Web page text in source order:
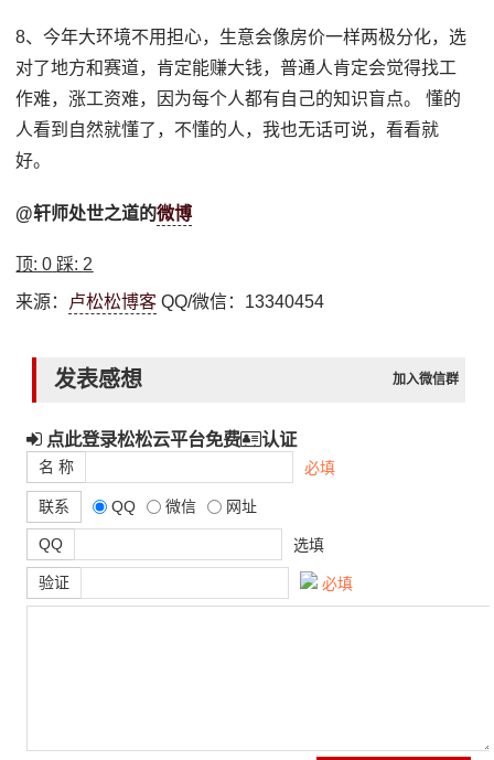
8、今年大环境不用担心，生意会像房价一样两极分化，选
对了地方和赛道，肯定能赚大钱，普通人肯定会觉得找工
作难，涨工资难，因为每个人都有自己的知识盲点。 懂的
人看到自然就懂了，不懂的人，我也无话可说，看看就
好。
@轩师处世之道的微博
顶:0 踩: 2
来源： 卢松松博客 QQ/微信：13340454
发表感想 加入微信群
点此登录松松云平台免费 认证
名 称 必填
联系 QQ 微信 网址
QQ 选填
验证 必填